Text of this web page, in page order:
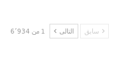
سابق التالى 1 من 6٬934